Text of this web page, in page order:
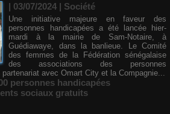
| 03/07/2024 | Société
Une initiative majeure en faveur des
personnes handicapées a été lancée hier-
mardi à la mairie de Sam-Notaire, à
Guédiawaye, dans la banlieue. Le Comité
des femmes de la Fédération sénégalaise
des associations des personnes
avec Omart City et la Compagnie...
personnes handicapées
sociaux gratuits